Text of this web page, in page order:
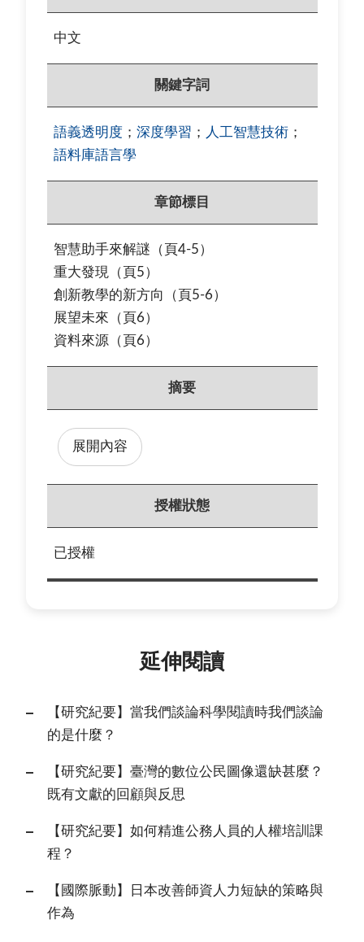
中文
關鍵字詞
語義透明度 ； 深度學習 ； 人工智慧技術 ；
語料庫語言學
章節標目
智慧助手來解謎 （頁4-5）
重大發現
（頁 5）
創新教學的新方向
（頁 5-6）
展望未來 （頁 6）
資料來源 （頁 6）
摘要
展開內容
授權狀態
已授權
延伸閱讀
【研究紀要】當我們談論科學閱讀時我們談論
的是什麼？
【研究紀要】臺灣的數位公民圖像還缺甚麼？
既有文獻的回顧與反思
【研究紀要】如何精進公務人員的人權培訓課
程？
【國際脈動】日本改善師資人力短缺的策略與
作為